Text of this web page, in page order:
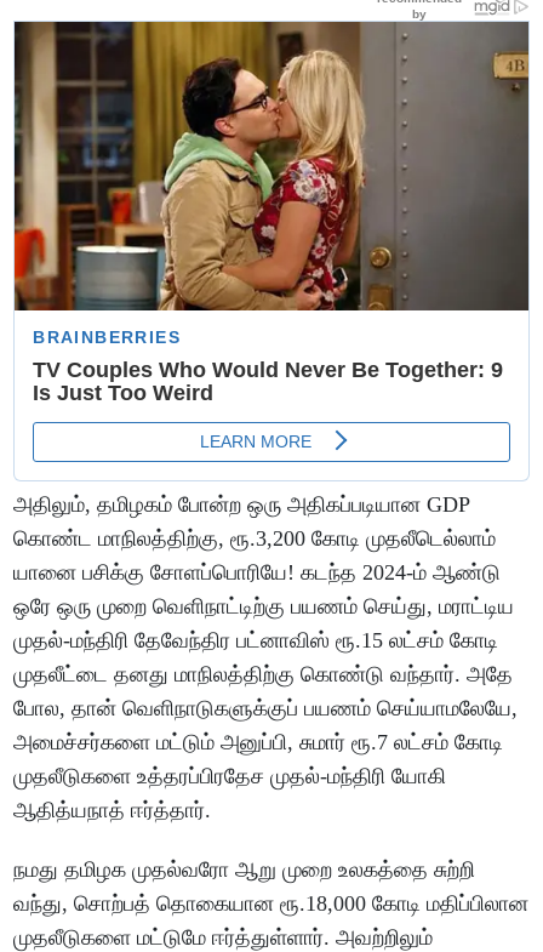
அதிலும், தமிழகம் போன்ற ஒரு அதிகப்படியான GDP
கொண்ட மாநிலத்திற்கு, ரூ.3,200 கோடி முதலீடெல்லாம்
யானை பசிக்கு சோளப்பொரியே! கடந்த 2024-ம் ஆண்டு
ஒரே ஒரு முறை வெளிநாட்டிற்கு பயணம் செய்து, மராட்டிய
முதல்-மந்திரி தேவேந்திர பட்னாவிஸ் ரூ.15 லட்சம் கோடி
முதலீட்டை தனது மாநிலத்திற்கு கொண்டு வந்தார். அதே
போல, தான் வெளிநாடுகளுக்குப் பயணம் செய்யாமலேயே,
அமைச்சர்களை மட்டும் அனுப்பி, சுமார் ரூ.7 லட்சம் கோடி
முதலீடுகளை உத்தரப்பிரதேச முதல்-மந்திரி யோகி
ஆதித்யநாத் ஈர்த்தார்.
நமது தமிழக முதல்வரோ ஆறு முறை உலகத்தை சுற்றி
வந்து, சொற்பத் தொகையான ரூ.18,000 கோடி மதிப்பிலான
முதலீடுகளை மட்டுமே ஈர்த்துள்ளார். அவற்றிலும்